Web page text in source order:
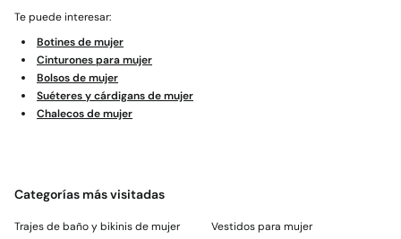
Te puede interesar:
Botines de mujer
Cinturones para mujer
Bolsos de mujer
Suéteres y cárdigans de mujer
Chalecos de mujer
Categorías más visitadas
Trajes de baño y bikinis de mujer Vestidos para mujer